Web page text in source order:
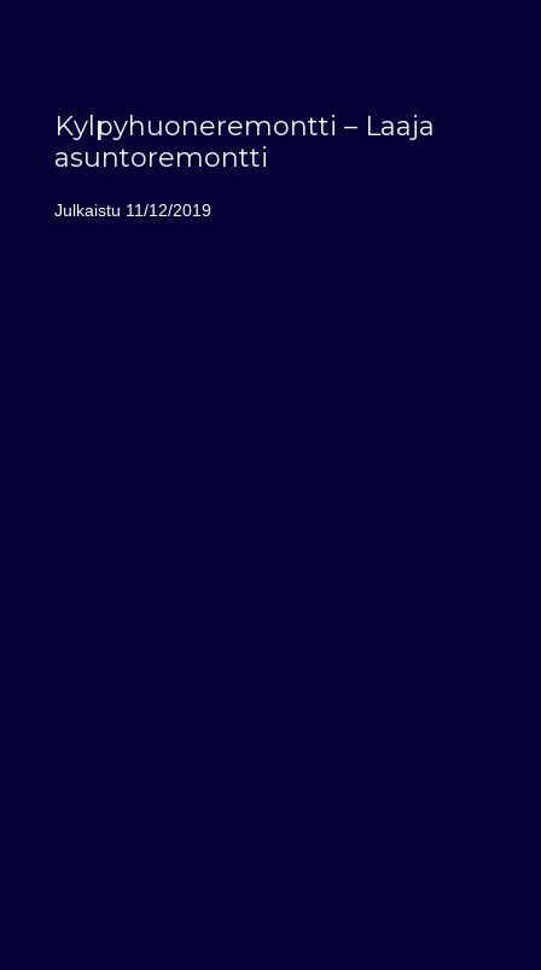
Kylpyhuoneremontti – Laaja
asuntoremontti
Julkaistu 11/12/2019